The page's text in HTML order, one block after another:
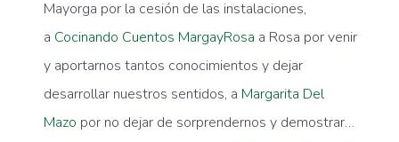
Mayorga por la cesión de las instalaciones,
a Cocinando Cuentos MargayRosa a Rosa por venir
y aportarnos tantos conocimientos y dejar
desarrollar nuestros sentidos, a Margarita Del
Mazo por no dejar de sorprendernos y demostrar…